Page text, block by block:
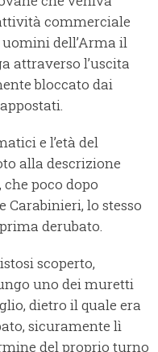
commerciale
dell’Arma il
attraverso l’uscita
bloccato dai
e l’età del
alla descrizione
poco dopo
Carabinieri, lo stesso
derubato.
scoperto,
uno dei muretti
dietro il quale era
sicuramente lì
del proprio turno